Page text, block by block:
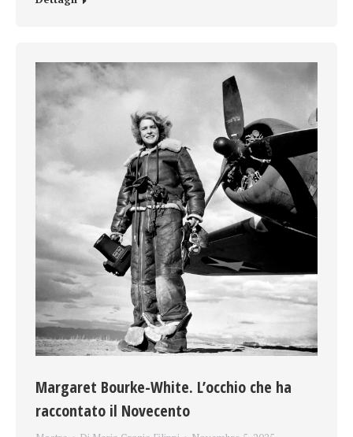
Margaret Bourke-White. L’occhio che ha
raccontato il Novecento